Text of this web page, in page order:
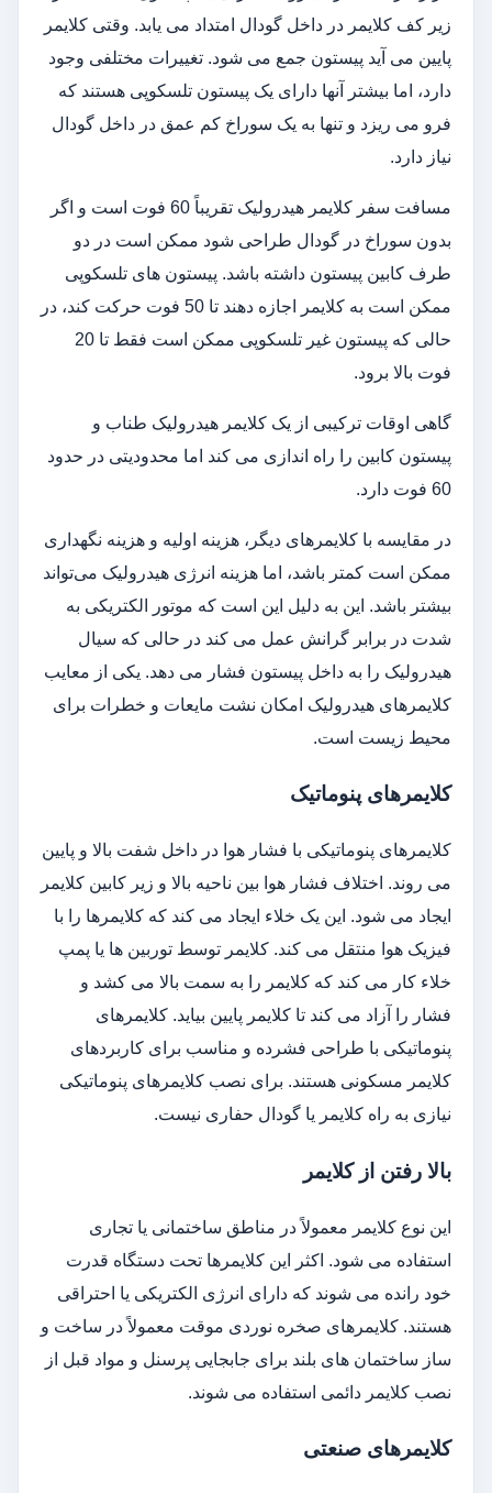
زیر کف کلایمر در داخل گودال امتداد می یابد. وقتی کلایمر
پایین می آید پیستون جمع می شود. تغییرات مختلفی وجود
دارد، اما بیشتر آنها دارای یک پیستون تلسکوپی هستند که
فرو می ریزد و تنها به یک سوراخ کم عمق در داخل گودال
نیاز دارد.
مسافت سفر کلایمر هیدرولیک تقریباً 60 فوت است و اگر
بدون سوراخ در گودال طراحی شود ممکن است در دو
طرف کابین پیستون داشته باشد. پیستون های تلسکوپی
ممکن است به کلایمر اجازه دهند تا 50 فوت حرکت کند، در
حالی که پیستون غیر تلسکوپی ممکن است فقط تا 20
فوت بالا برود.
گاهی اوقات ترکیبی از یک کلایمر هیدرولیک طناب و
پیستون کابین را راه اندازی می کند اما محدودیتی در حدود
60 فوت دارد.
در مقایسه با کلایمرهای دیگر، هزینه اولیه و هزینه نگهداری
ممکن است کمتر باشد، اما هزینه انرژی هیدرولیک می‌تواند
بیشتر باشد. این به دلیل این است که موتور الکتریکی به
شدت در برابر گرانش عمل می کند در حالی که سیال
هیدرولیک را به داخل پیستون فشار می دهد. یکی از معایب
کلایمرهای هیدرولیک امکان نشت مایعات و خطرات برای
محیط زیست است.
کلایمرهای پنوماتیک
کلایمرهای پنوماتیکی با فشار هوا در داخل شفت بالا و پایین
می روند. اختلاف فشار هوا بین ناحیه بالا و زیر کابین کلایمر
ایجاد می شود. این یک خلاء ایجاد می کند که کلایمرها را با
فیزیک هوا منتقل می کند. کلایمر توسط توربین ها یا پمپ
خلاء کار می کند که کلایمر را به سمت بالا می کشد و
فشار را آزاد می کند تا کلایمر پایین بیاید. کلایمرهای
پنوماتیکی با طراحی فشرده و مناسب برای کاربردهای
کلایمر مسکونی هستند. برای نصب کلایمرهای پنوماتیکی
نیازی به راه کلایمر یا گودال حفاری نیست.
بالا رفتن از کلایمر
این نوع کلایمر معمولاً در مناطق ساختمانی یا تجاری
استفاده می شود. اکثر این کلایمرها تحت دستگاه قدرت
خود رانده می شوند که دارای انرژی الکتریکی یا احتراقی
هستند. کلایمرهای صخره نوردی موقت معمولاً در ساخت و
ساز ساختمان های بلند برای جابجایی پرسنل و مواد قبل از
نصب کلایمر دائمی استفاده می شوند.
کلایمرهای صنعتی